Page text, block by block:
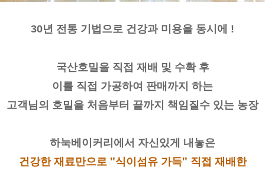
30년 전통 기법으로 건강과 미용을 동시에 !
국산호밀을 직접 재배 및 수확 후
이를 직접 가공하여 판매까지 하는
고객님의 호밀을 처음부터 끝까지 책임질수 있는 농장
하눅베이커리에서 자신있게 내놓은
건강한 재료만으로 "식이섬유 가득" 직접 재배한